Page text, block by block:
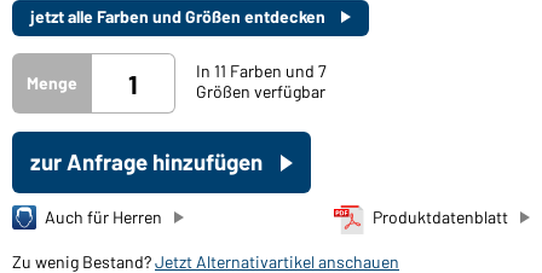
jetzt alle Farben und Größen entdecken
Menge
In 11 Farben und 7
Größen verfügbar
zur Anfrage hinzufügen
Produktdatenblatt
Auch für Herren
Zu wenig Bestand?Jetzt Alternativartikel anschauen